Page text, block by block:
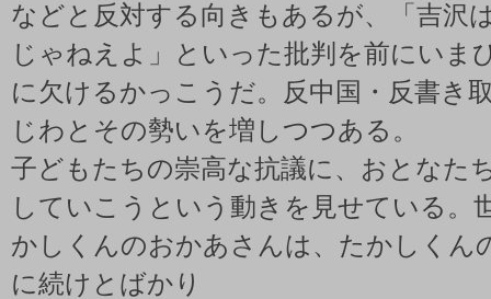
などと反対する向きもあるが、「吉沢
じゃねえよ」といった批判を前にいま
に欠けるかっこうだ。反中国・反書き
じわとその勢いを増しつつある。
子どもたちの崇高な抗議に、おとなた
していこうという動きを見せている。
かしくんのおかあさんは、たかしくん
に続けとばかり